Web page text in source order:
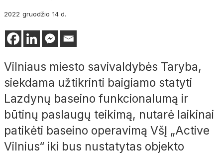
2022 gruodžio 14 d.
Vilniaus miesto savivaldybės Taryba,
siekdama užtikrinti baigiamo statyti
Lazdynų baseino funkcionalumą ir
būtinų paslaugų teikimą, nutarė laikinai
patikėti baseino operavimą VšĮ „Active
Vilnius“ iki bus nustatytas objekto